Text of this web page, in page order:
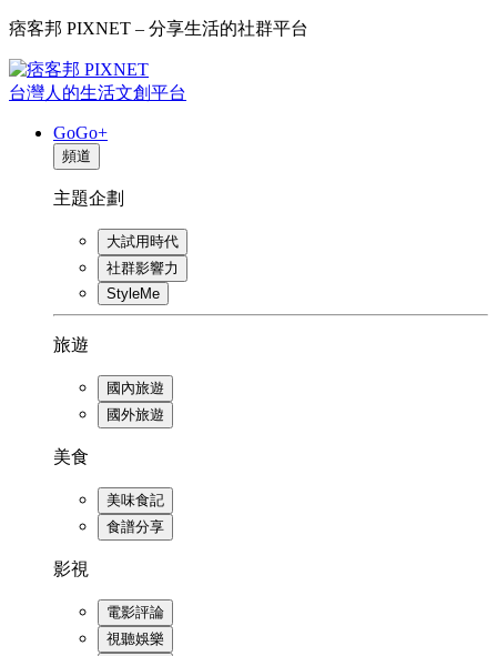
痞客邦 PIXNET – 分享生活的社群平台
台灣人的生活文創平台
GoGo+
頻道
主題企劃
大試用時代
社群影響力
StyleMe
旅遊
國內旅遊
國外旅遊
美食
美味食記
食譜分享
影視
電影評論
視聽娛樂